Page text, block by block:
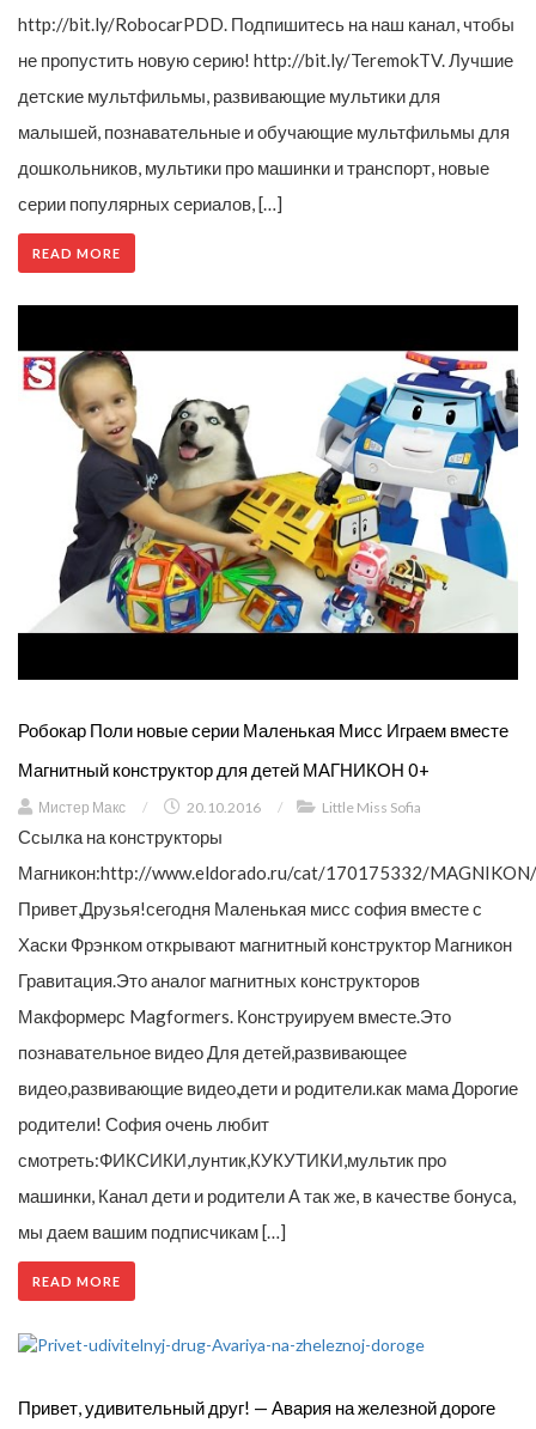
http://bit.ly/RobocarPDD. Подпишитесь на наш канал, чтобы
не пропустить новую серию! http://bit.ly/TeremokTV. Лучшие
детские мультфильмы, развивающие мультики для
малышей, познавательные и обучающие мультфильмы для
дошкольников, мультики про машинки и транспорт, новые
серии популярных сериалов, […]
READ MORE
Робокар Поли новые серии Маленькая Мисс Играем вместе
Магнитный конструктор для детей МАГНИКОН 0+
Мистер Макс / 20.10.2016 / Little Miss Sofia
Ссылка на конструкторы
Магникон:http://www.eldorado.ru/cat/170175332/MAGNIKON/
Привет,Друзья!сегодня Маленькая мисс софия вместе с
Хаски Фрэнком открывают магнитный конструктор Магникон
Гравитация.Это аналог магнитных конструкторов
Макформерс Magformers. Конструируем вместе.Это
познавательное видео Для детей,развивающее
видео,развивающие видео,дети и родители.как мама Дорогие
родители! София очень любит
смотреть:ФИКСИКИ,лунтик,КУКУТИКИ,мультик про
машинки, Канал дети и родители А так же, в качестве бонуса,
мы даем вашим подписчикам […]
READ MORE
Привет, удивительный друг! — Авария на железной дороге